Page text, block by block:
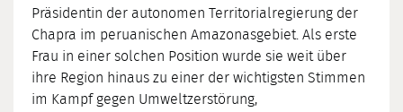
Präsidentin der autonomen Territorialregierung der
Chapra im peruanischen Amazonasgebiet. Als erste
Frau in einer solchen Position wurde sie weit über
ihre Region hinaus zu einer der wichtigsten Stimmen
im Kampf gegen Umweltzerstörung,